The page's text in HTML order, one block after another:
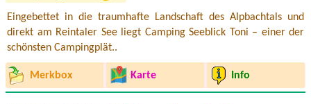
Eingebettet in die traumhafte Landschaft des Alpbachtals und
direkt am Reintaler See liegt Camping Seeblick Toni – einer der
schönsten Campingplät..
Merkbox Karte Info